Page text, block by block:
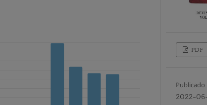
PDF
Publicado
2022-